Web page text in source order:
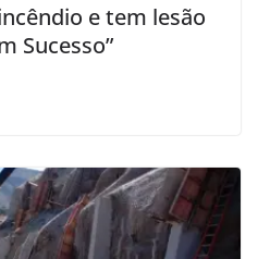
e tem lesão
Sucesso”